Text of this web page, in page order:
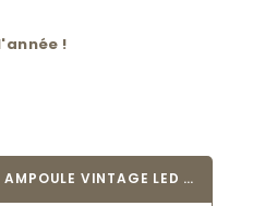
!
EGLO 11553 - AMPOULE VINTAGE LED - LED_E27